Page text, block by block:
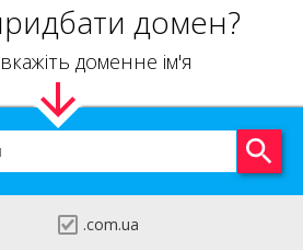
домен?
доменне ім'я
.com.ua